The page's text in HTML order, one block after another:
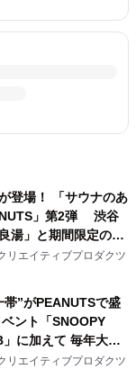
登場！ 「サウナのあ
」第2弾 渋谷
湯」と期間限定のコ
サウナイキタイコラ
定！
リエイティブプロダクツ
帯”がPEANUTSで盛
ント「SNOOPY
に加えて 毎年大好
スヌーピーフェステ
リエイティブプロダクツ